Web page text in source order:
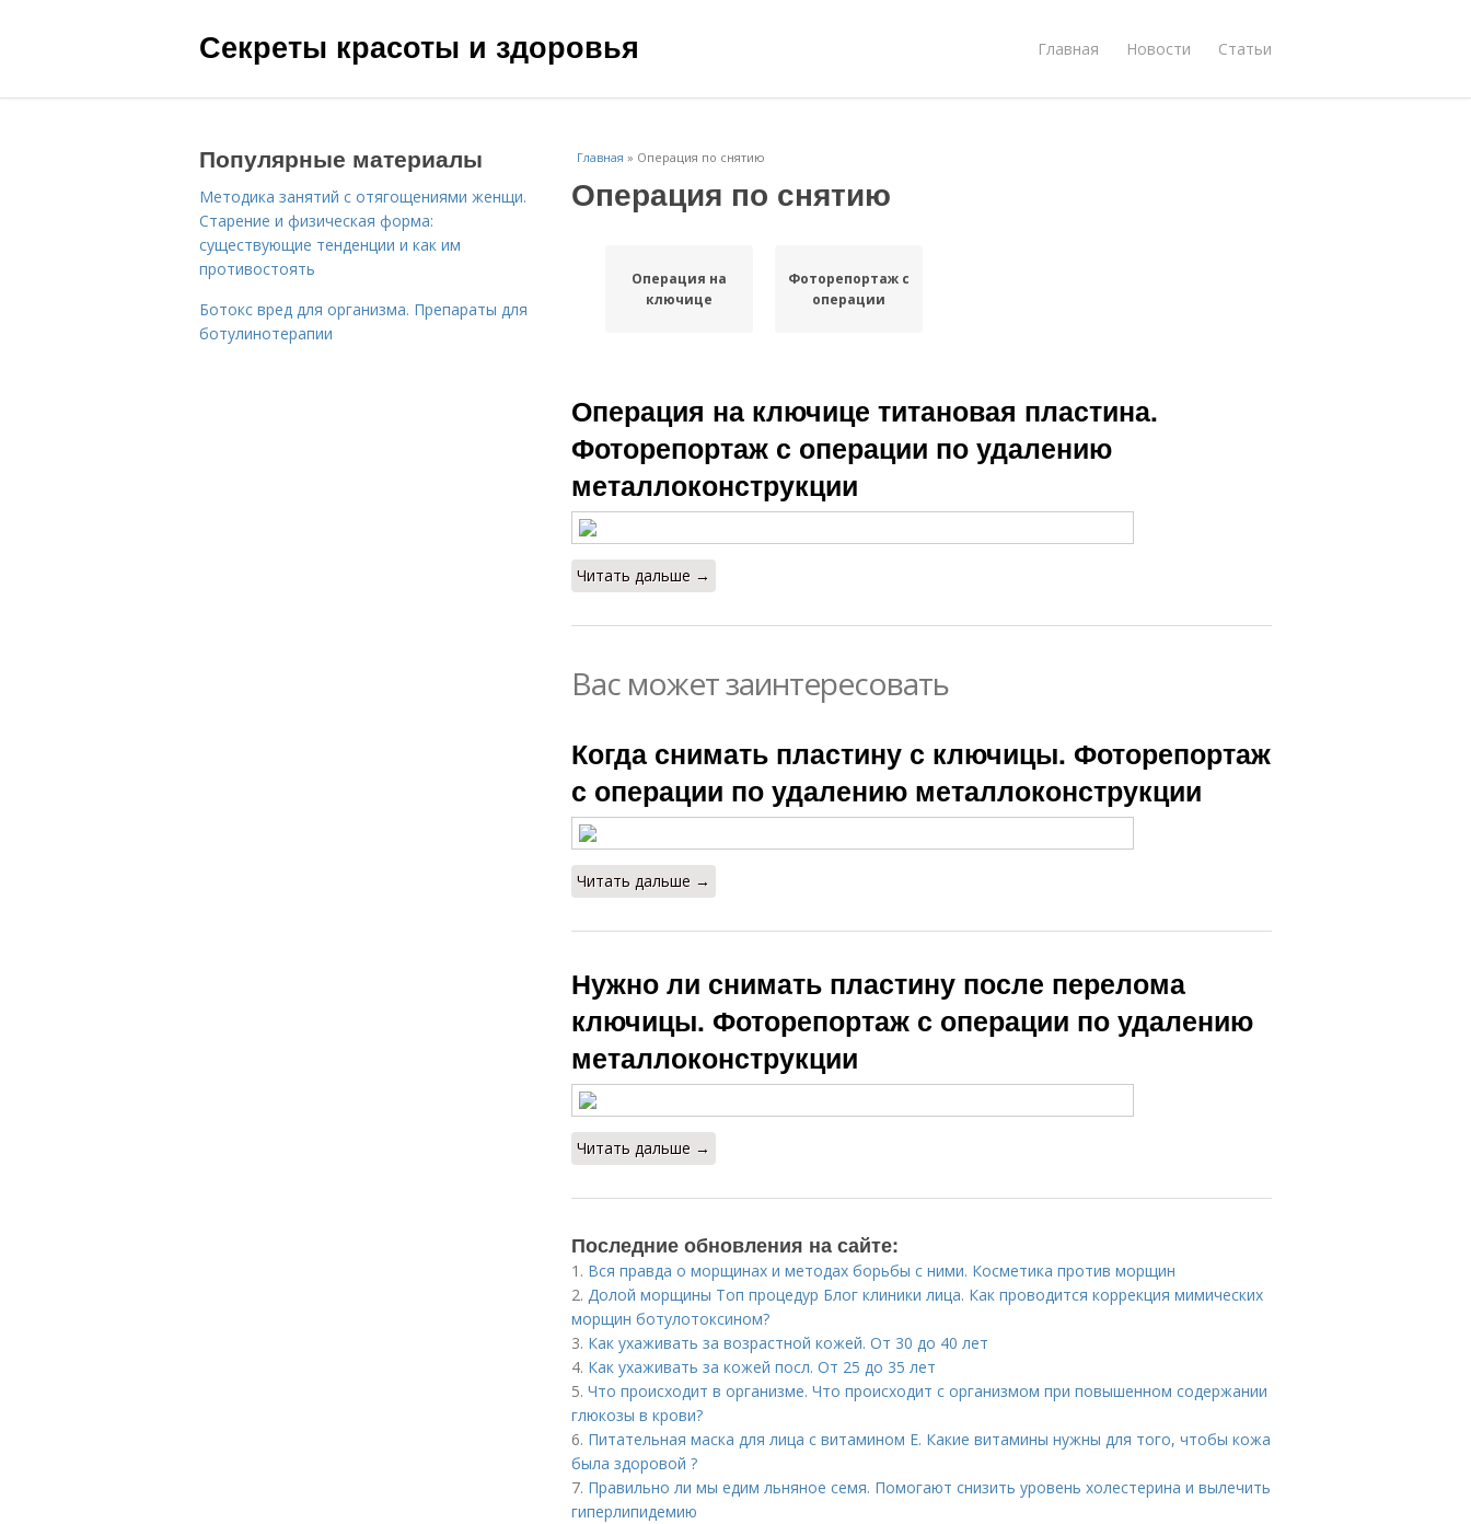
Секреты красоты и здоровья Главная Новости Статьи
Главная » Операция по снятию
Операция по снятию
Операция на
ключице
Фоторепортаж с
операции
Операция на ключице титановая пластина.
Фоторепортаж с операции по удалению
металлоконструкции
Читать дальше →
Вас может заинтересовать
Когда снимать пластину с ключицы. Фоторепортаж
с операции по удалению металлоконструкции
Читать дальше →
Нужно ли снимать пластину после перелома
ключицы. Фоторепортаж с операции по удалению
металлоконструкции
Читать дальше →
Последние обновления на сайте:
1. Вся правда о морщинах и методах борьбы с ними. Косметика против морщин
2. Долой морщины Топ процедур Блог клиники лица. Как проводится коррекция мимических
морщин ботулотоксином?
3. Как ухаживать за возрастной кожей. От 30 до 40 лет
4. Как ухаживать за кожей посл. От 25 до 35 лет
5. Что происходит в организме. Что происходит с организмом при повышенном содержании
глюкозы в крови?
6. Питательная маска для лица с витамином Е. Какие витамины нужны для того, чтобы кожа
была здоровой ?
7. Правильно ли мы едим льняное семя. Помогают снизить уровень холестерина и вылечить
гиперлипидемию
Популярные материалы
Методика занятий с отягощениями женщи.
Старение и физическая форма:
существующие тенденции и как им
противостоять
Ботокс вред для организма. Препараты для
ботулинотерапии